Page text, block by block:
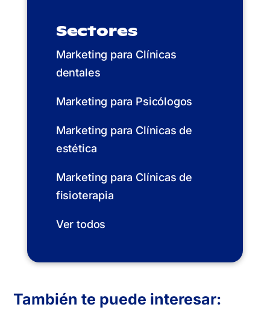
Sectores
Marketing para Clínicas
dentales
Marketing para Psicólogos
Marketing para Clínicas de
estética
Marketing para Clínicas de
fisioterapia
Ver todos
También te puede interesar: